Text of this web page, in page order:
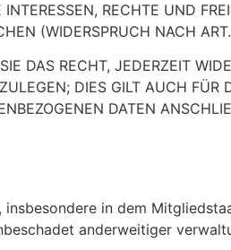
RECHTE UND
(WIDERSPRUCH NACH
DAS RECHT, JEDERZEIT
DIES GILT AUCH FÜR
DATEN
in dem
anderweitiger